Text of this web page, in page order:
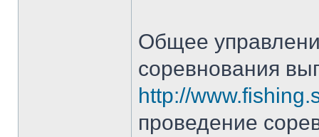
Общее
соревнования
http://
проведение